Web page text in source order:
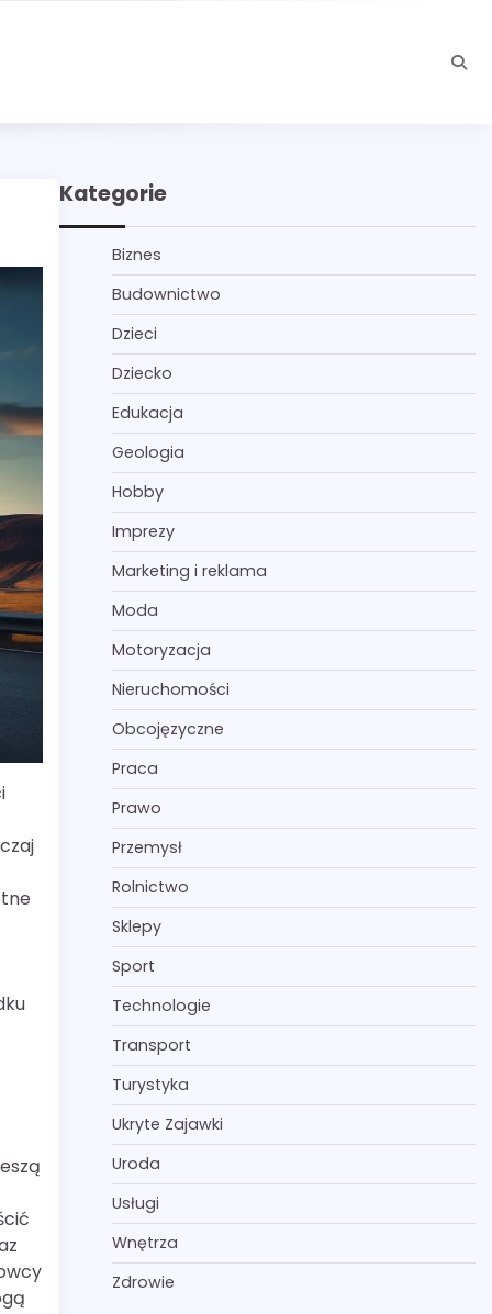
Kategorie
Biznes
Budownictwo
Dzieci
Dziecko
Edukacja
Geologia
Hobby
Imprezy
Marketing i reklama
Moda
Motoryzacja
Nieruchomości
Obcojęzyczne
Praca
Prawo
Przemysł
Rolnictwo
Sklepy
Sport
Technologie
Transport
Turystyka
Ukryte Zajawki
Uroda
Usługi
Wnętrza
Zdrowie